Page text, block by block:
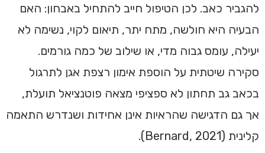
להגביר כאב. לכן הטיפול חייב להתחיל באבחון: האם
הבעיה היא חולשה, מתח יתר, תיאום לקוי, נשימה לא
יעילה, עומס גבוה מדי, או שילוב של כמה גורמים.
סקירה שיטתית על הוספת אימון רצפת אגן לתרגול
בכאב גב תחתון לא ספציפי מצאה פוטנציאל תועלת,
אך גם הדגישה שהראיות אינן אחידות ושנדרש התאמה
קלינית (Bernard, 2021).